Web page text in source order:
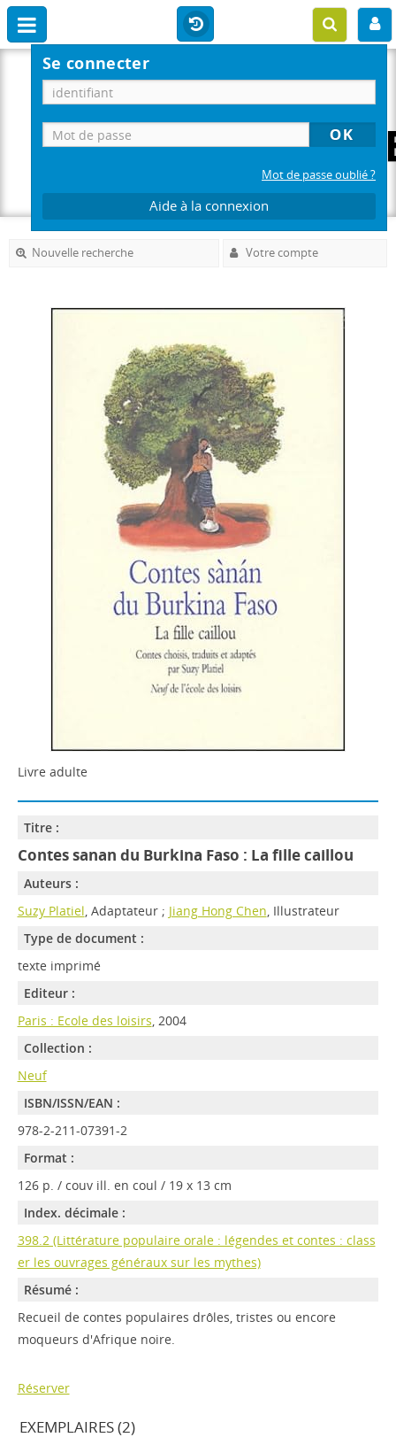
Se connecter
Mot de passe oublié ?
Aide à la connexion
Nouvelle recherche Votre compte
Livre adulte
Titre :
Contes sanan du Burkina Faso : La fille caillou
Auteurs :
Suzy Platiel, Adaptateur ; Jiang Hong Chen, Illustrateur
Type de document :
texte imprimé
Editeur :
Paris : Ecole des loisirs, 2004
Collection :
Neuf
ISBN/ISSN/EAN :
978-2-211-07391-2
Format :
126 p. / couv ill. en coul / 19 x 13 cm
Index. décimale :
398.2 (Littérature populaire orale : légendes et contes : class
er les ouvrages généraux sur les mythes)
Résumé :
Recueil de contes populaires drôles, tristes ou encore
moqueurs d'Afrique noire.
Réserver
EXEMPLAIRES (2)